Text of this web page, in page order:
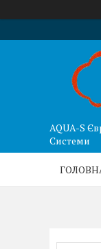
AQUA-S
Системи